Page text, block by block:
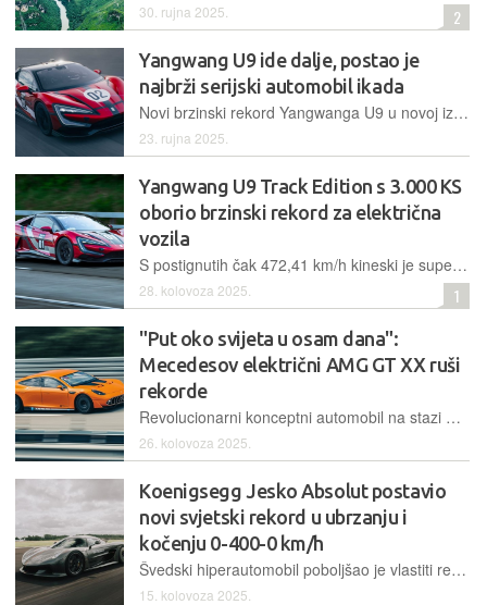
30. rujna 2025. 2
Yangwang U9 ide dalje, postao je
najbrži serijski automobil ikada
Novi brzinski rekord Yangwanga U9 u novoj izvedbi skinuo je s trona Buggati Chirona i ozbiljno se primaknuo serijskim vozilima dosad nedodirljivoj magičnoj granici od 500 km/h
23. rujna 2025.
Yangwang U9 Track Edition s 3.000 KS
oborio brzinski rekord za električna
vozila
S postignutih čak 472,41 km/h kineski je superautomobil dorađen za stazu postao i službeno najbržim električnim vozilom na svijetu, skinuvši s trona Rimac Neveru R i Aspark Owl
28. kolovoza 2025. 1
"Put oko svijeta u osam dana":
Mecedesov električni AMG GT XX ruši
rekorde
Revolucionarni konceptni automobil na stazi Nardò demonstrirao je mogućnosti nadolazeće AMG.EA električne platforme oborivši čak 25 rekorda u vožnji na duge staze, uključujući i "put oko svijeta"
26. kolovoza 2025.
Koenigsegg Jesko Absolut postavio
novi svjetski rekord u ubrzanju i
kočenju 0-400-0 km/h
Švedski hiperautomobil poboljšao je vlastiti rekord star godinu dana za više od 2,5 sekunde zahvaljujući novim softverskim rješenjima, ali i sa svjetskog trona za oko pola sekunde "skinuo" Rimac Neveru R
15. kolovoza 2025.